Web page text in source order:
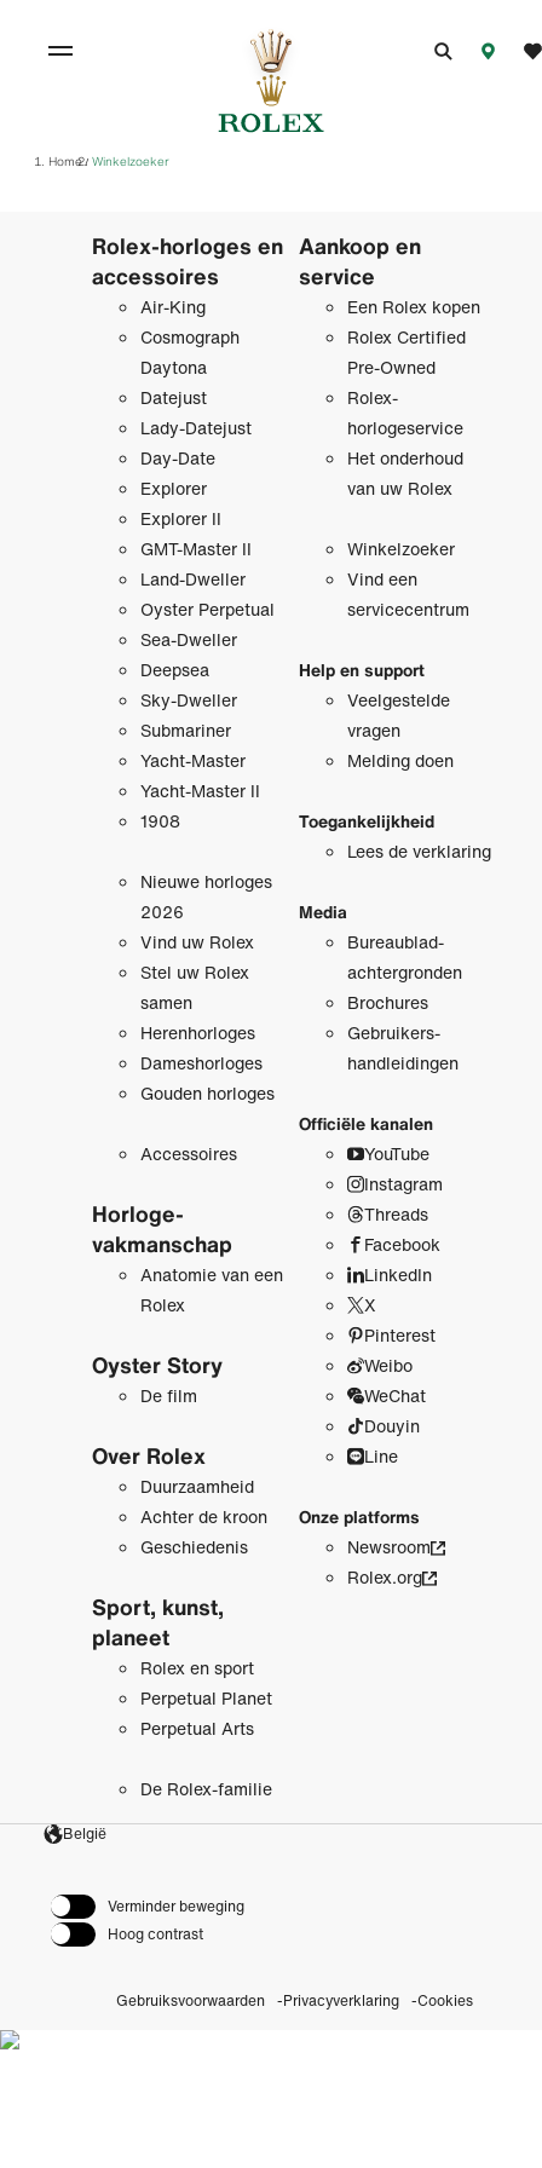
Home/ Winkelzoeker
Rolex-horloges en
accessoires
Air-King
Cosmograph
Daytona
Datejust
Lady-Datejust
Day-Date
Explorer
Explorer II
GMT-Master II
Land-Dweller
Oyster Perpetual
Sea-Dweller
Deepsea
Sky-Dweller
Submariner
Yacht-Master
Yacht-Master II
1908
Nieuwe horloges
2026
Vind uw Rolex
Stel uw Rolex
samen
Herenhorloges
Dameshorloges
Gouden horloges
Accessoires
Horloge­
vakmanschap
Anatomie van een
Rolex
Oyster Story
De film
Over Rolex
Duurzaamheid
Achter de kroon
Geschiedenis
Sport, kunst,
planeet
Rolex en sport
Perpetual Planet
Perpetual Arts
De Rolex-familie
Aankoop en
service
Een Rolex kopen
Rolex Certified
Pre‑Owned
Rolex-
horlogeservice
Het onderhoud
van uw Rolex
Winkelzoeker
Vind een
servicecentrum
Help en support
Veelgestelde
vragen
Melding doen
Toegankelijkheid
Lees de verklaring
Media
Bureaublad­
achtergronden
Brochures
Gebruikers­
handleidingen
Officiële kanalen
YouTube
Instagram
Threads
Facebook
LinkedIn
X
Pinterest
Weibo
WeChat
Douyin
Line
Onze platforms
Newsroom
Rolex.org
België
Verminder beweging
Hoog contrast
Gebruiksvoorwaarden Privacyverklaring Cookies